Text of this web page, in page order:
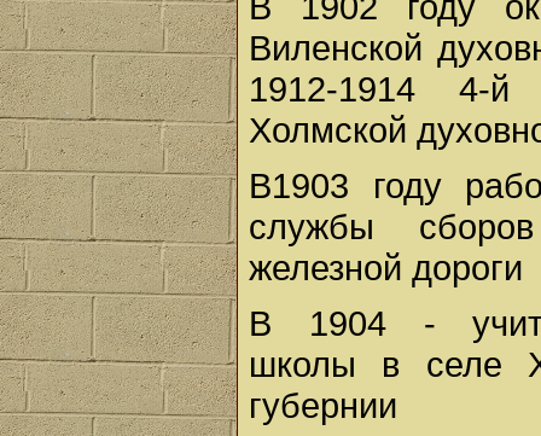
Виленской
1912-1914 4-
Холмской
В1903 году
службы сборов
железной дороги
В 1904 -
школы в селе
губернии